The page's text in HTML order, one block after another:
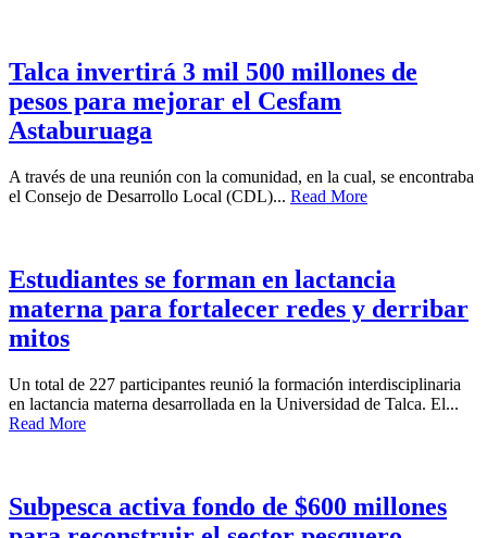
Talca invertirá 3 mil 500 millones de
pesos para mejorar el Cesfam
Astaburuaga
A través de una reunión con la comunidad, en la cual, se encontraba
el Consejo de Desarrollo Local (CDL)... Read More
Estudiantes se forman en lactancia
materna para fortalecer redes y derribar
mitos
Un total de 227 participantes reunió la formación interdisciplinaria
en lactancia materna desarrollada en la Universidad de Talca. El...
Read More
Subpesca activa fondo de $600 millones